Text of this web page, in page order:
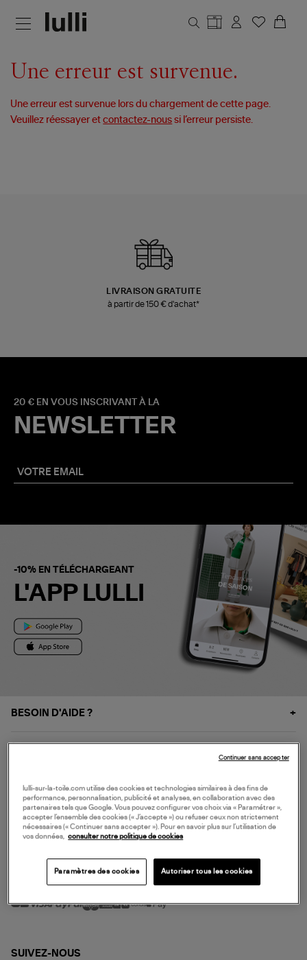
Une erreur est survenue.
Une erreur est survenue lors du chargement de cette page.
Veuillez réessayer etcontactez-nous si l’erreur persiste.
LIVRAISON GRATUITE
à partir de 150 € d'achat*
20 € EN VOUS INSCRIVANT À LA
NEWSLETTER
-10% EN TÉLÉCHARGEANT
L'APP LULLI
BESOIN D'AIDE ?
NOS SERVICES
SERVICE CLIENT
MODE DE PAIEMENT
SUIVEZ-NOUS
lulli-sur-la-toile.com utilise des cookies et technologies similaires à des fins de
performance, personnalisation, publicité et analyses, en collaboration avec des
partenaires tels que Google. Vous pouvez configurer vos choix via « Paramétrer »,
accepter l’ensemble des cookies (« J’accepte ») ou refuser ceux non strictement
nécessaires (« Continuer sans accepter »). Pour en savoir plus sur l’utilisation de
vos données,
consulter notre politique de cookies
Paramètres des cookies Autoriser tous les cookies
Continuer sans accepter